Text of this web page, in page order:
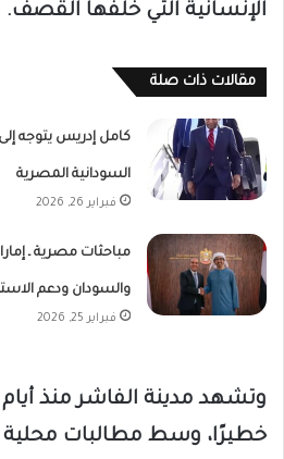
الإنسانية التي خلفها القصف.
مقالات ذات صلة
كامل إدريس يتوجه
السودانية المصرية
فبراير 26, 2026
مباحثات مصرية ـ
والسودان ودعم
فبراير 25, 2026
وتشهد مدينة الفاشر منذ
خطيرًا، وسط مطالبات محلية